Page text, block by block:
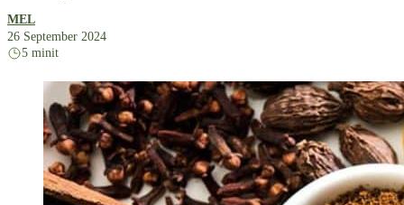
MEL
26 September 2024
5 minit